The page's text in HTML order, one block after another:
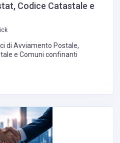
Codice Catastale e
di Avviamento Postale,
e Comuni confinanti